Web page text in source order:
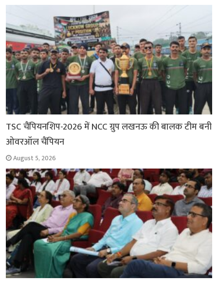
TSC चैंपियनशिप-2026 में NCC ग्रुप लखनऊ की बालक टीम बनी
ओवरऑल चैंपियन
August 5, 2026